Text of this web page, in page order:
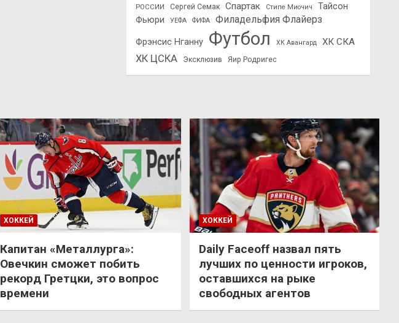
РОССИИ
Сергей Семак Спартак Стипе Миочич
Тайсон
Фьюри
УЕФА ФИФА Филадельфия Флайерз
Фрэнсис Нганну Футбол ХК Авангард ХК СКА
ХК ЦСКА Эксклюзив Яир Родригес
ХОККЕЙ
Капитан «Металлурга»:
Овечкин сможет побить
рекорд Гретцки, это вопрос
времени
ХОККЕЙ
Daily Faceoff назвал пять
лучших по ценности игроков,
оставшихся на рыке
свободных агентов